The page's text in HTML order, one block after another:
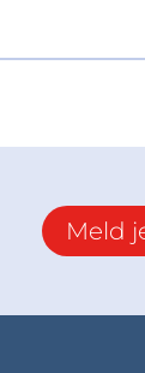
Meld